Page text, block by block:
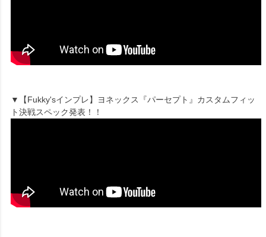
▼【Fukky'sインプレ】ヨネックス『パーセプト』カスタムフィッ
ト決戦スペック発表！！